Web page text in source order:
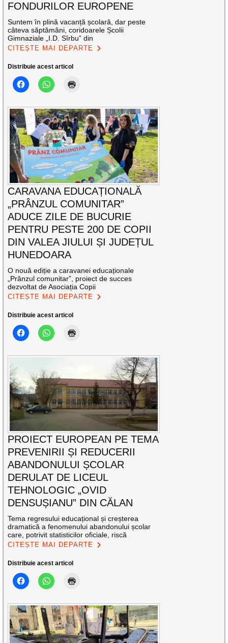
FONDURILOR EUROPENE
Suntem în plină vacanță școlară, dar peste
câteva săptămâni, coridoarele Școlii
Gimnaziale „I.D. Sîrbu” din
CITEȘTE MAI DEPARTE
Distribuie acest articol
CARAVANA EDUCAȚIONALĂ
„PRÂNZUL COMUNITAR”
ADUCE ZILE DE BUCURIE
PENTRU PESTE 200 DE COPII
DIN VALEA JIULUI ȘI JUDEȚUL
HUNEDOARA
O nouă ediție a caravanei educaționale
„Prânzul comunitar”, proiect de succes
dezvoltat de Asociația Copii
CITEȘTE MAI DEPARTE
Distribuie acest articol
PROIECT EUROPEAN PE TEMA
PREVENIRII ȘI REDUCERII
ABANDONULUI ȘCOLAR
DERULAT DE LICEUL
TEHNOLOGIC „OVID
DENSUȘIANU” DIN CĂLAN
Tema regresului educațional și creșterea
dramatică a fenomenului abandonului școlar
care, potrivit statisticilor oficiale, riscă
CITEȘTE MAI DEPARTE
Distribuie acest articol